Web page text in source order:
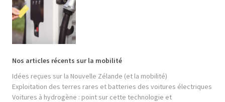
Nos articles récents sur la mobilité
Idées reçues sur la Nouvelle Zélande (et la mobilité)
Exploitation des terres rares et batteries des voitures électriques
Voitures à hydrogène : point sur cette technologie et